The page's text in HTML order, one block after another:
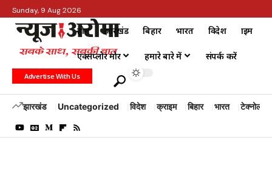
Sunday, 9 Aug 2026
होम झारखंड बिहार भारत विदेश क्राइम
एक्सप्लोर मोर हमारे बारे में संपर्क करें
Advertise With Us
झारखंड Uncategorized विदेश क्राइम बिहार भारत टेक्नोलॉजी